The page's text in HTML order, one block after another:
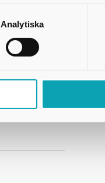
Analytiska